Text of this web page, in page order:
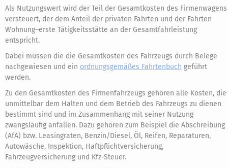
Als Nutzungswert wird der Teil der Gesamtkosten des Firmenwagens
versteuert, der dem Anteil der privaten Fahrten und der Fahrten
Wohnung–erste Tätigkeitsstätte an der Gesamtfahrleistung
entspricht.
Dabei müssen die die Gesamtkosten des Fahrzeugs durch Belege
nachgewiesen und ein ordnungsgemäßes Fahrtenbuch geführt
werden.
Zu den Gesamtkosten des Firmenfahrzeugs gehören alle Kosten, die
unmittelbar dem Halten und dem Betrieb des Fahrzeugs zu dienen
bestimmt sind und im Zusammenhang mit seiner Nutzung
zwangsläufig anfallen. Dazu gehören zum Beispiel die Abschreibung
(AfA) bzw. Leasingraten, Benzin/Diesel, Öl, Reifen, Reparaturen,
Autowäsche, Inspektion, Haftpflichtversicherung,
Fahrzeugversicherung und Kfz-Steuer.